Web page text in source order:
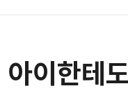
이한테